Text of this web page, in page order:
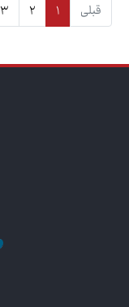
قبلی ۱ ۲ ۳